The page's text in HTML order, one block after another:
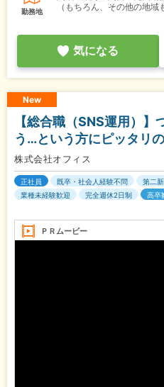
勤務地
（もちろん、その他の地域
気になる
New
【総合職（SNS運用）
う…という方にピッタリ
株式会社オフィス
正社員 既卒・社会人経験不問 第二
業種未経験歓迎
完全週休2日制 高卒
ＰＲムービー